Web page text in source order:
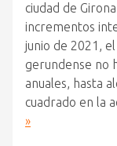
ciudad de
incrementos
junio de 2021,
gerundense no
anuales, hasta
cuadrado en la
»